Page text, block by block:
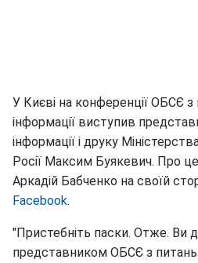
У Києві на конференції ОБСЄ з
інформації виступив
інформації і друку
Росії Максим Буякевич. Про
Аркадій Бабченко на своїй
Facebook.
"Пристебніть паски. Отже. Ви
представником ОБСЄ з питань